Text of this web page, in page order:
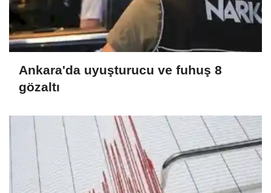
Ankara'da uyuşturucu ve fuhuş 8
gözaltı